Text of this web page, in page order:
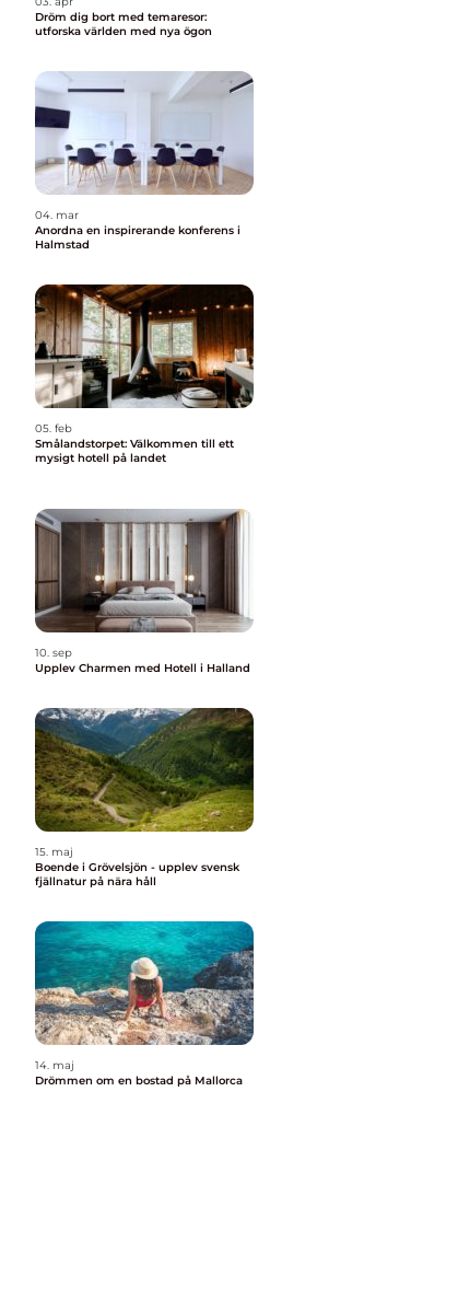
Dröm dig bort med temaresor:
utforska världen med nya ögon
04. mar
Anordna en inspirerande konferens i
Halmstad
05. feb
Smålandstorpet: Välkommen till ett
mysigt hotell på landet
10. sep
Upplev Charmen med Hotell i Halland
15. maj
Boende i Grövelsjön - upplev svensk
fjällnatur på nära håll
14. maj
Drömmen om en bostad på Mallorca